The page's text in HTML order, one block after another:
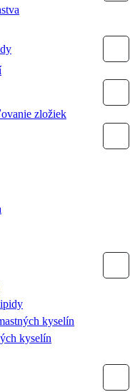
zložiek
kyselín
kyselín